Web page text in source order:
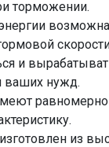
торможении.
и
ваших нужд.
из